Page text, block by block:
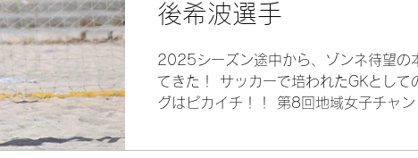
後希波選手
2025シーズン途中から、ゾンネ待望の
てきた！ サッカーで培われたGKとして
グはピカイチ！！ 第8回地域女子チャン